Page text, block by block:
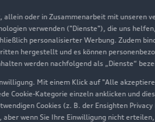
oder in Zusammenarbeit mit
verwenden ("Dienste"), die uns
personalisierter Werbung. Zudem
hergestellt und es können
werden nachfolgend als „Dienste“
Mit einem Klick auf "Alle
Cookie-Kategorie einzeln anklicken und
Cookies (z. B. der Ensighten
wenn Sie Ihre Einwilligung nicht
Geschäftskunden
Über Audi
Unternehmen
Karriere